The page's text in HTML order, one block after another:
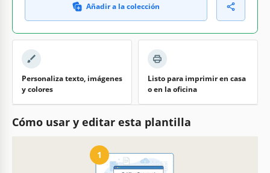
Añadir a la colección
Personaliza texto, imágenes
y colores
Listo para imprimir en casa
o en la oficina
Cómo usar y editar esta plantilla
1